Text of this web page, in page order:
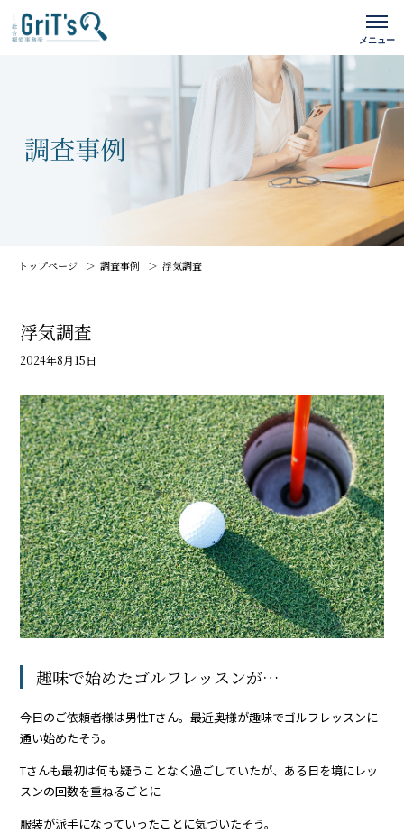
トップページ 調査事例 浮気調査
浮気調査
2024年8月15日
趣味で始めたゴルフレッスンが…
今日のご依頼者様は男性Tさん。最近奥様が趣味でゴルフレッスンに
通い始めたそう。
Tさんも最初は何も疑うことなく過ごしていたが、ある日を境にレッ
スンの回数を重ねるごとに
服装が派手になっていったことに気づいたそう。